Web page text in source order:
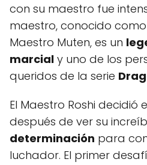
con su maestro fue
maestro, conocido como
Maestro Muten, es un
marcial y uno de los
queridos de la serie
El Maestro Roshi decidió
después de ver su
determinación para
luchador. El primer